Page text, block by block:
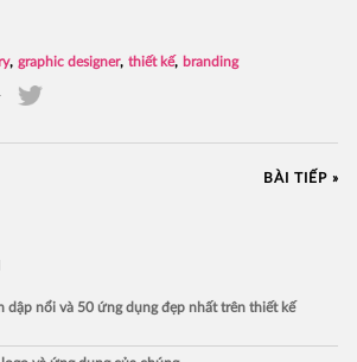
graphic designer thiết kế branding
BÀI TIẾP »
dập nổi và 50 ứng dụng đẹp nhất trên thiết kế